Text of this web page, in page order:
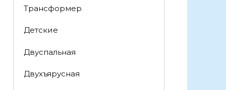
Трансформер
Детские
Двуспальная
Двухъярусная